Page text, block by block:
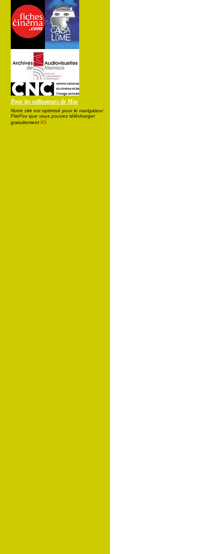
Pour les utilisateurs de Mac
Notre site est optimisé pour le navigateur
FireFox que vous pouvez télécharger
gratuitement ici